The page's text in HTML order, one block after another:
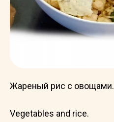
Жареный рис с овощами.
Vegetables and rice.